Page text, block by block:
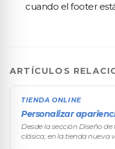
cuando el footer
ARTÍCULOS
TIENDA ONLINE
Personalizar
Desde la sección Diseño
clásica; en la tienda nueva